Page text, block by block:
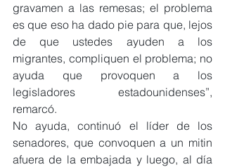
gravamen a las remesas; el problema
es que eso ha dado pie para que, lejos
de que ustedes ayuden a los
migrantes, compliquen el problema; no
ayuda que provoquen a los
legisladores estadounidenses”,
remarcó.
No ayuda, continuó el líder de los
senadores, que convoquen a un mitin
afuera de la embajada y luego, al día